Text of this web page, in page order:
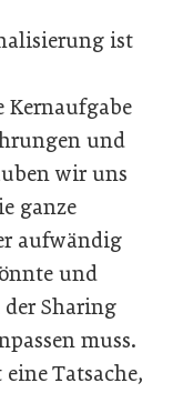
ist
Kernaufgabe
und
wir uns
ganze
aufwändig
und
Sharing
muss.
Tatsache,